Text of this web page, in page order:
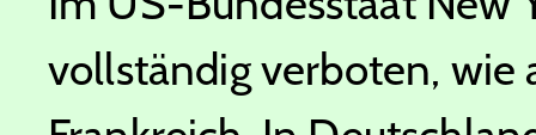
vollständig verboten, wie